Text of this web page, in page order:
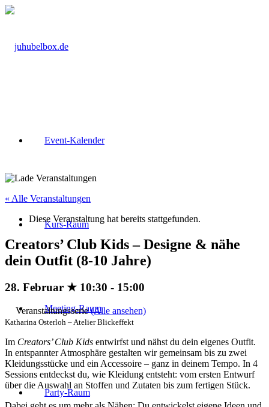
Event-Kalender
Kurs-Raum
Meeting-Raum
Party-Raum
« Alle Veranstaltungen
Diese Veranstaltung hat bereits stattgefunden.
Creators’ Club Kids – Designe & nähe
dein Outfit (8-10 Jahre)
28. Februar ★ 10:30 - 15:00
Veranstaltungsserie(Alle ansehen)
Katharina Osterloh – Atelier Blickeffekt
Im Creators’ Club Kids entwirfst und nähst du dein eigenes Outfit.
In entspannter Atmosphäre gestalten wir gemeinsam bis zu zwei
Kleidungsstücke und ein Accessoire – ganz in deinem Tempo. In 4
Sessions entdeckst du, wie Kleidung entsteht: vom ersten Entwurf
über die Auswahl an Stoffen und Zutaten bis zum fertigen Stück.